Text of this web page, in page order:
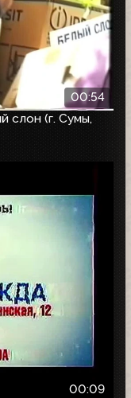
00:54
слон (г. Сумы,
00:09